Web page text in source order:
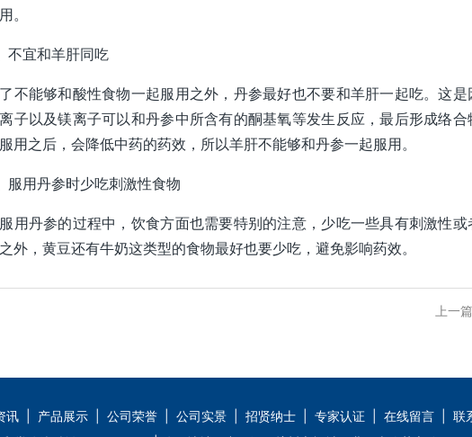
。
不宜和羊肝同吃
不能够和酸性食物一起服用之外，丹参最好也不要和羊肝一起吃。这是
子以及镁离子可以和丹参中所含有的酮基氧等发生反应，最后形成络
用之后，会降低中药的药效，所以羊肝不能够和丹参一起服用。
服用丹参时少吃刺激性食物
用丹参的过程中，饮食方面也需要特别的注意，少吃一些具有刺激性
外，黄豆还有牛奶这类型的食物最好也要少吃，避免影响药效。
上一篇
讯 产品展示 公司荣誉 公司实景 招贤纳士 专家认证 在线留言
联